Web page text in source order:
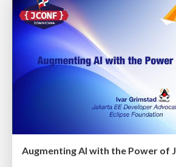
Augmenting AI with the Power of